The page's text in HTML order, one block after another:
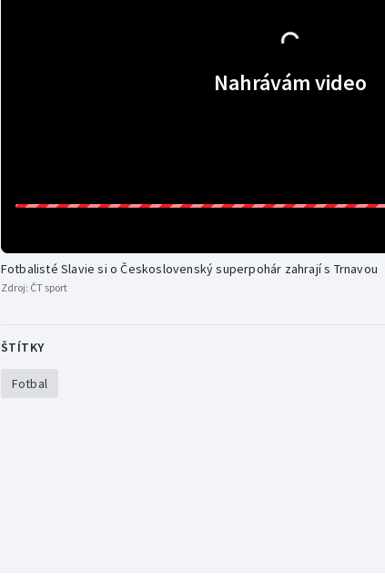
Nahrávám video
Fotbalisté Slavie si o Československý superpohár zahrají s Trnavou
Zdroj: ČT sport
ŠTÍTKY
Fotbal